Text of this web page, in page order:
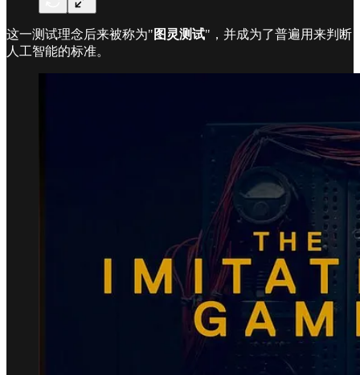
这一测试理念后来被称为" 图灵测试"，并成为了普遍用来判断
人工智能的标准。